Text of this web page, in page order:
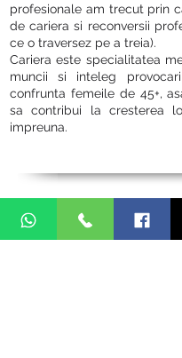
profesionale am trecut prin
de cariera si reconversii
ce o traversez pe a treia).
Cariera este specialitatea
muncii si inteleg
confrunta femeile de 45+,
sa contribui la cresterea
impreuna.
Ce inseamna
muncii pentru